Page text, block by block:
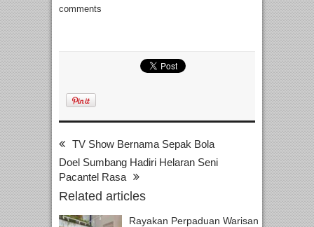
comments
TV Show Bernama Sepak Bola
Doel Sumbang Hadiri Helaran Seni
Pacantel Rasa
Related articles
Rayakan Perpaduan Warisan